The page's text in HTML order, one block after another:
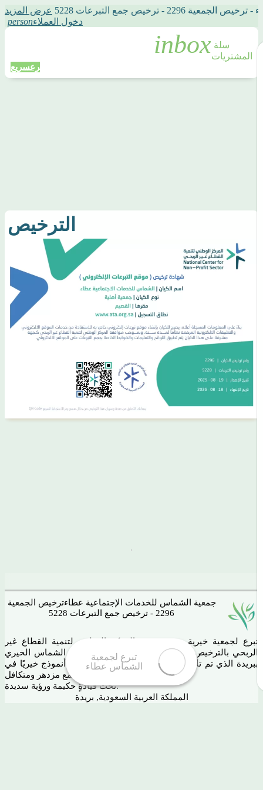
- ترخيص جمع التبرعات 5228
عرض المزيد
personدخول العملاء
سلة
المشتريات
تبرعسريع
الترخيص
جمعية الشماس للخدمات الإجتماعية عطاءترخيص الجمعية
2296 - ترخيص جمع التبرعات 5228
تبرع لجمعية خيرية مرخصة من المركز الوطني لتنمية القطاع غير
الربحي بالترخيص رقم (2296) وهي امتداد لمستودع الشماس الخيري
ببريدة الذي تم تأسيسه عام 1424هـ. ، نسعى لنكون أنموذج خيريًا في
تحت قيادةٍ حكيمة ورؤية سديدة.
المملكة العربية السعودية, بريدة